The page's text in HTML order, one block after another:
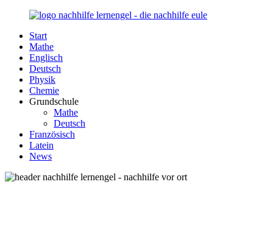
Zurück
Inhalt
Nachhilfe-
Lernengel.de
Unsere
Nachhilfe-
Eule
berät
zum
Damit
Lernen
Spaß
Start
Mathe
Englisch
Deutsch
Physik
Chemie
Grundschule
Mathe
Deutsch
Französisch
Latein
News